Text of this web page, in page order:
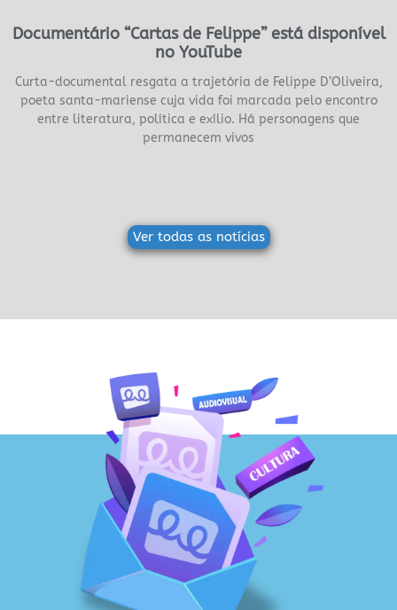
Documentário “Cartas de Felippe” está disponível
no YouTube
Curta-documental resgata a trajetória de Felippe D’Oliveira,
poeta santa-mariense cuja vida foi marcada pelo encontro
entre literatura, política e exílio. Há personagens que
permanecem vivos
Ver todas as notícias